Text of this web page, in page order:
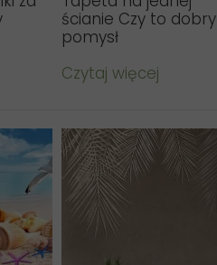
ścianie Czy to dobry
pomysł
Czytaj więcej